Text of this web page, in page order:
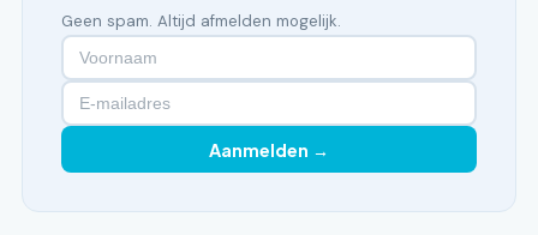
Geen spam. Altijd afmelden mogelijk.
Aanmelden →